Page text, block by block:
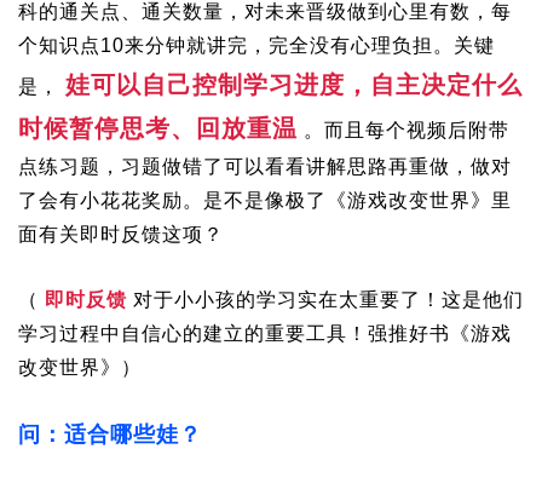
科的通关点、通关数量，对未来晋级做到心里有数，每
个知识点10来分钟就讲完，完全没有心理负担。关键
是，
娃可以自己控制学习进度，自主决定什么
时候暂停思考、回放重温 。而且每个视频后附带
点练习题，习题做错了可以看看讲解思路再重做，做对
了会有小花花奖励。是不是像极了《游戏改变世界》里
面有关即时反馈这项？
（ 即时反馈 对于小小孩的学习实在太重要了！这是他们
学习过程中自信心的建立的重要工具！强推好书《游戏
改变世界》）
问：适合哪些娃？